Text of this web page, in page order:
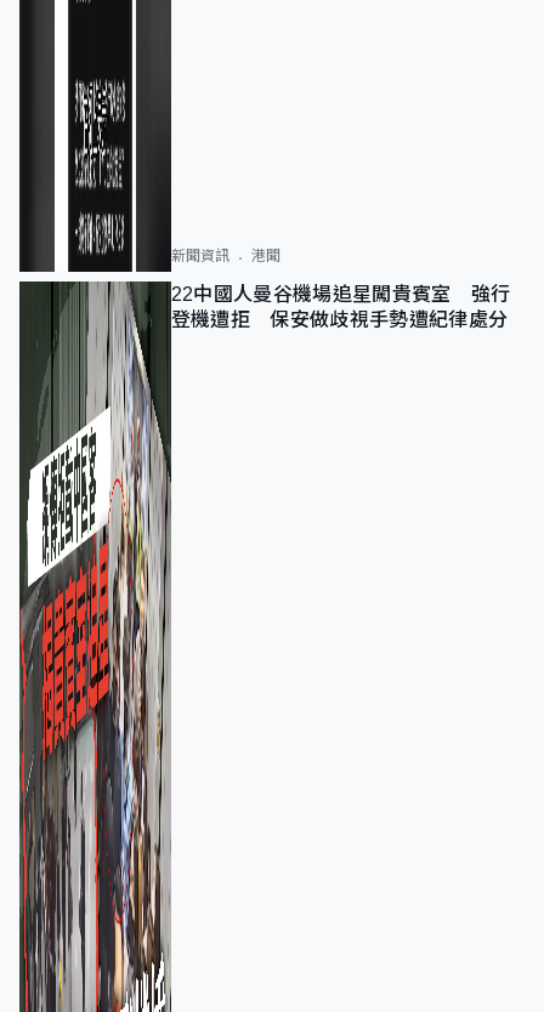
新聞資訊 港聞
22中國人曼谷機場追星闖貴賓室 強行
登機遭拒 保安做歧視手勢遭紀律處分